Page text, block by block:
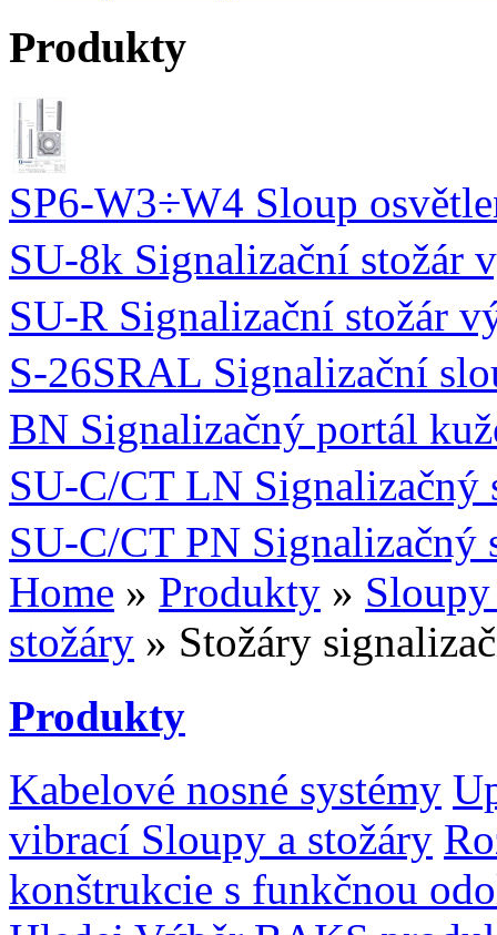
Produkty
SP6-W3÷W4 Sloup
SU-8k Signalizační stožár
SU-R Signalizační stožár
S-26SRAL Signalizační
BN Signalizačný portál
SU-C/CT LN
SU-C/CT PN
Home » Produkty »
stožáry » Stožáry
Produkty
Kabelové nosné systémy
vibrací Sloupy a stožáry
konštrukcie s funkčnou